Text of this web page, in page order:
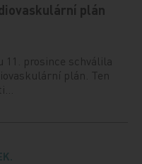
plán
11. prosince schválila
plán. Ten